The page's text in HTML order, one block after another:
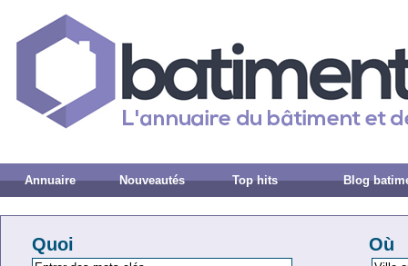
Annuaire Nouveautés Top hits Blog
Quoi Où